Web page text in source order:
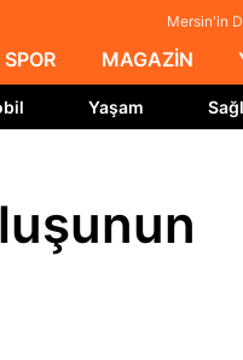
Mersin'in
SPOR MAGAZİN
Yaşam